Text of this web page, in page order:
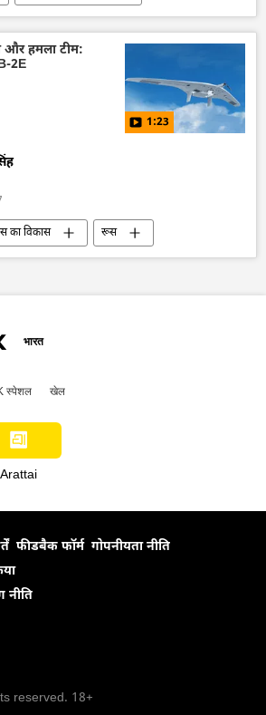
उत्पादन
और हमला टीम:
2E
1:23
का विकास
रूस
तकनीक
सैन्य तकनीक
भारत
स्पेशल खेल
Arattai
फीडबैक फॉर्म गोपनीयता नीति
नीति
reserved. 18+